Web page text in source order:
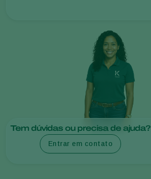
Tem dúvidas ou precisa de ajuda?
Entrar em contato